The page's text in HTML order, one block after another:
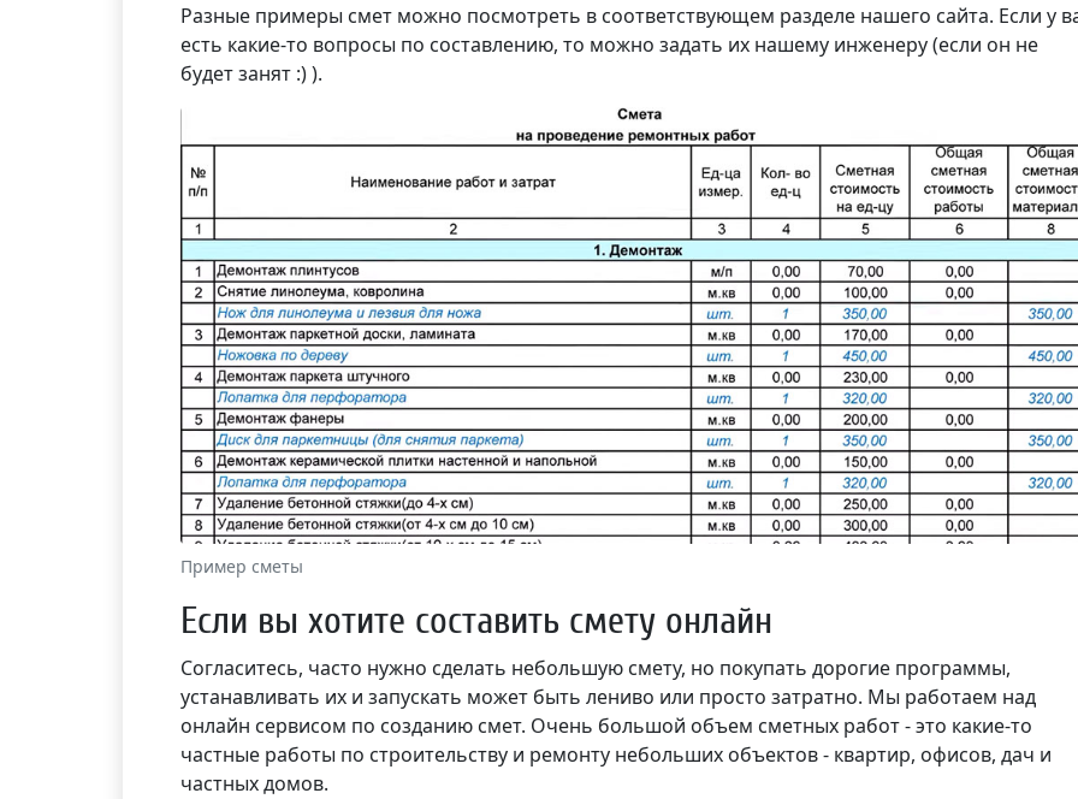
Разные примеры смет можно посмотреть в соответствующем разделе нашего сайта. Если у
есть какие-то вопросы по составлению, то можно задать их нашему инженеру (если он не
будет занят :) ).
Пример сметы
Если вы хотите составить смету онлайн
Согласитесь, часто нужно сделать небольшую смету, но покупать дорогие программы,
устанавливать их и запускать может быть лениво или просто затратно. Мы работаем над
онлайн сервисом по созданию смет. Очень большой объем сметных работ - это какие-то
частные работы по строительству и ремонту небольших объектов - квартир, офисов, дач и
частных домов.